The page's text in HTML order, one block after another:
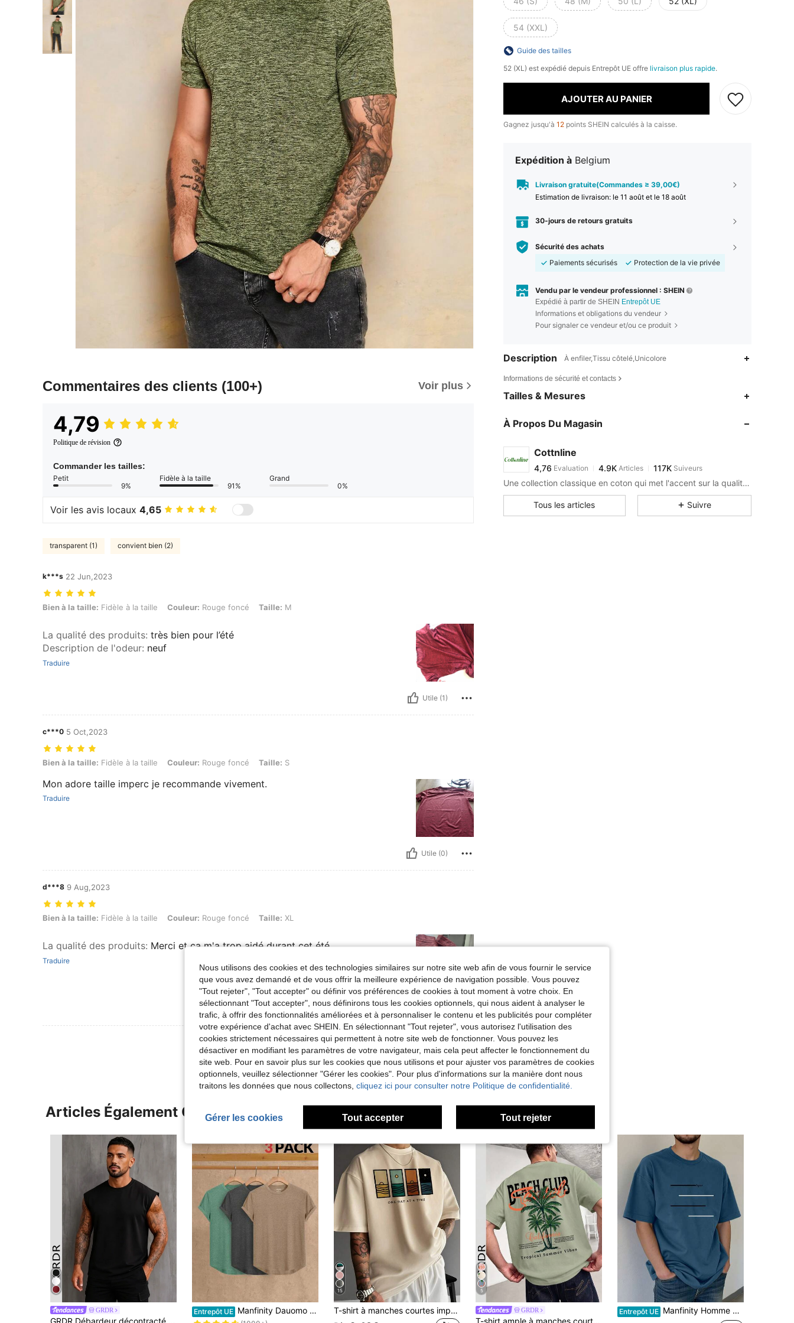
Commentaires des clients (100+) Voir plus
4,79
Politique de révision
Commander les tailles:
Petit
9%
Fidèle à la taille
91%
Grand
0%
Voir les avis locaux 4,65
transparent (1) convient bien (2)
k***s 22 Jun,2023
Bien à la taille: Fidèle à la taille, Couleur: Rouge foncé, Taille: M
Bien à la taille: Fidèle à la taille Couleur: Rouge foncé Taille: M
La qualité des produits: très bien pour l’été
Description de l'odeur: neuf
Traduire
Utile (1)
c***0 5 Oct,2023
Bien à la taille: Fidèle à la taille, Couleur: Rouge foncé, Taille: S
Bien à la taille: Fidèle à la taille Couleur: Rouge foncé Taille: S
Mon adore taille imperc je recommande vivement.
Traduire
Utile (0)
d***8 9 Aug,2023
Bien à la taille: Fidèle à la taille, Couleur: Rouge foncé, Taille: XL
Bien à la taille: Fidèle à la taille Couleur: Rouge foncé Taille: XL
La qualité des produits: Merci et ça m'a trop aidé durant cet été
Traduire
Utile (0)
Voir Plus D'avis
54 (XXL)
Guide des tailles
​52 (XL) est expédié depuis Entrepôt UE offre livraison plus rapide.
AJOUTER AU PANIER
Gagnez jusqu'à 12 points SHEIN calculés à la caisse.
Expédition à Belgium
Livraison gratuite(Commandes ≥ 39,00€)
Estimation de livraison: le 11 août et le 18 août
30-jours de retours gratuits
Sécurité des achats
Paiements sécurisés
Protection de la vie privée
Vendu par le vendeur professionnel : SHEIN
Expédié à partir de SHEIN Entrepôt UE
Informations et obligations du vendeur
Pour signaler ce vendeur et/ou ce produit
Description À enfiler,Tissu côtelé,Unicolore
Informations de sécurité et contacts
Tailles & Mesures
À Propos Du Magasin
Cottnline
4,76
4.9K
4,76
m***rest en train de naviguer
4,76
117K
4,76
4.9K
117K
Une collection classique en coton qui met l'accent sur la qualité et le confort.
Tous les articles Suivre
Articles Également Consultés
GRDR Entrepôt UE Manfinity Dauomo 3 pièces T-shirt homme à ourlet Top bas de couleur unie
#2 BEST-SELLERS
de Viscose T-shirts pour hommes
(1000+)
15
T-shirt à manches courtes imprimé minimaliste pour hommes | À la pointe de la mode, streetwear
5
GRDR
#4 BEST-SELLERS Entrepôt UE Manfinity Homme T-shirt à manches courtes et col rond avec imprimé lettres décontracté, grande taille, pour homme, été
Nous utilisons des cookies et des technologies similaires sur notre site web afin de vous fournir le service
que vous avez demandé et de vous offrir la meilleure expérience de navigation possible. Vous pouvez
"Tout rejeter", "Tout accepter" ou définir vos préférences de cookies à tout moment à votre choix. En
sélectionnant "Tout accepter", nous définirons tous les cookies optionnels, qui nous aident à analyser le
trafic, à offrir des fonctionnalités améliorées et à personnaliser le contenu et les publicités pour compléter
votre expérience d'achat avec SHEIN. En sélectionnant "Tout rejeter", vous autorisez l'utilisation des
cookies strictement nécessaires qui permettent à notre site web de fonctionner. Vous pouvez les
désactiver en modifiant les paramètres de votre navigateur, mais cela peut affecter le fonctionnement du
site web. Pour en savoir plus sur les cookies que nous utilisons et pour ajuster vos paramètres de cookies
optionnels, veuillez sélectionner "Gérer les cookies". Pour plus d'informations sur la manière dont nous
traitons les données que nous collectons, cliquez ici pour consulter notre Politique de confidentialité.
Gérer les cookies Tout accepter Tout rejeter